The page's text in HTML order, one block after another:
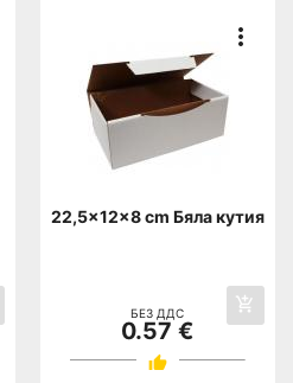
22,5x12x8 cm Бяла кутия
БЕЗ ДДС
0.57 €